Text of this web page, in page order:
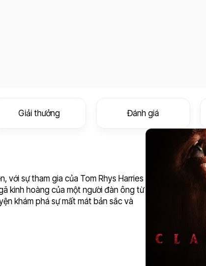
Giải thưởng Đánh giá
với sự tham gia của Tom Rhys Harries
kinh hoàng của một người đàn ông từ
khám phá sự mất mát bản sắc và